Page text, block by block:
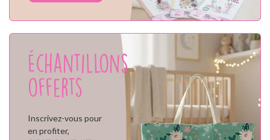
Échantillons
offerts
Inscrivez-vous pour
en profiter,